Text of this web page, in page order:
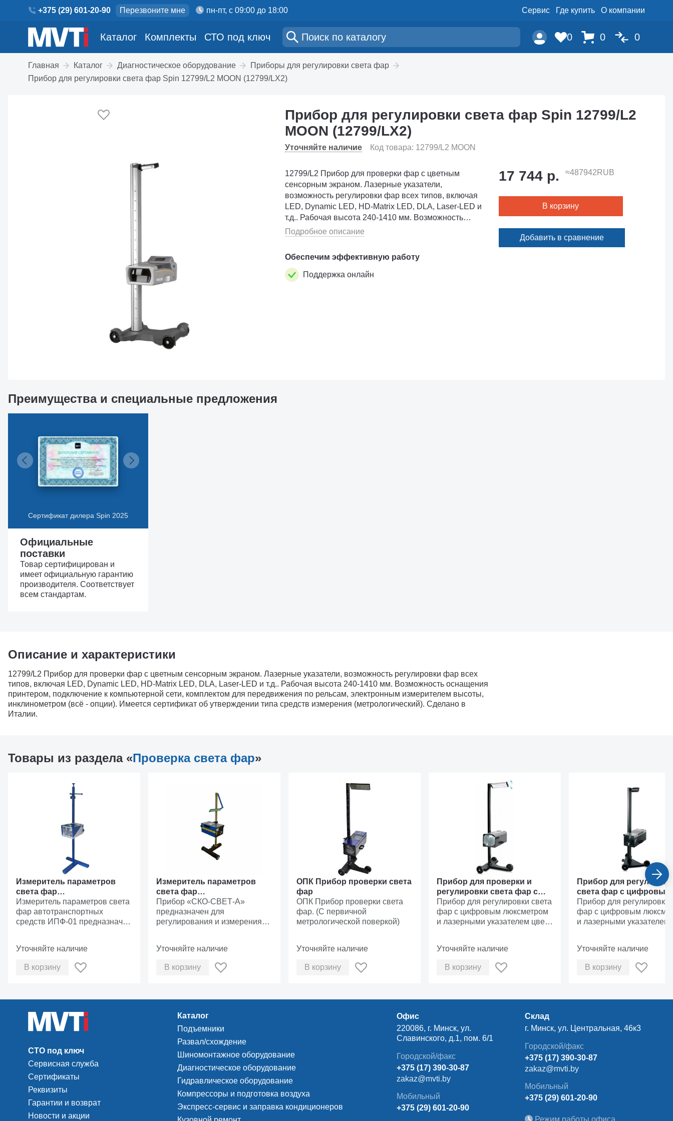
+375 (29) 601-20-90 Перезвоните мне пн-пт, с 09:00 до 18:00 Сервис Где купить О компании
Каталог Комплекты СТО под ключ 0 0 0
Главная Каталог Диагностическое оборудование
Приборы для регулировки света фар
Прибор для регулировки света фар Spin 12799/L2 MOON (12799/LX2)
Прибор для регулировки света фар Spin 12799/L2
MOON (12799/LX2)
Уточняйте наличие Код товара: 12799/L2 MOON
12799/L2 Прибор для проверки фар с цветным
сенсорным экраном. Лазерные указатели,
возможность регулировки фар всех типов, включая
LED, Dynamic LED, HD-Matrix LED, DLA, Laser-LED и
т.д.. Рабочая высота 240-1410 мм. Возможность
оснащения принтером, подключение к
компьютерной сети, комплектом для передви...
Подробное описание
Обеспечим эффективную работу
Поддержка онлайн
17 744 р. ≈487942RUB
В корзину
Добавить в сравнение
Преимущества и специальные предложения
Сертификат дилера Spin 2025
Официальные
поставки
Товар сертифицирован и
имеет официальную гарантию
производителя. Соответствует
всем стандартам.
Описание и характеристики
12799/L2 Прибор для проверки фар с цветным сенсорным экраном. Лазерные указатели, возможность регулировки фар всех
типов, включая LED, Dynamic LED, HD-Matrix LED, DLA, Laser-LED и т.д.. Рабочая высота 240-1410 мм. Возможность оснащения
принтером, подключение к компьютерной сети, комплектом для передвижения по рельсам, электронным измерителем высоты,
инклинометром (всё - опции). Имеется сертификат об утверждении типа средств измерения (метрологический). Сделано в
Италии.
Товары из раздела «Проверка света фар»
Измеритель параметров
света фар
автотранспортных средств
ИПФ-01
Измеритель параметров света
фар автотранспортных
средств ИПФ-01 предназначен
внешних световых приборов
транспортных средств в
соответствии с требованиями
Уточняйте наличие
В корзину
Измеритель параметров
света фар
автотранспортных средств
«СКО-СВЕТ-А»
Прибор «СКО-СВЕТ-А»
предназначен для
регулирования и измерения
&nbsp;сила света всех
внешних световых приборов,
определения &nbsp;частоты
от момента включения
указателей поворота до
а также отношения
длительности проблесков к
периоду их следования.
Уточняйте наличие
В корзину
ОПК Прибор проверки света
фар
ОПК Прибор проверки света
фар. (С первичной
метрологической поверкой)
Уточняйте наличие
В корзину
Прибор для проверки и
регулировки света фар с
цифровым люксметром
SPIN ARGO
Прибор для регулировки света
фар с цифровым люксметром
и лазерными указателем цвет
Уточняйте наличие
В корзину
Прибор для
света фар с цифровым
люксметром и
указателем SPIN WOLF
Прибор для регулировки
фар с цифровым
и лазерными указателем
Уточняйте наличие
В корзину
СТО под ключ
Сервисная служба
Сертификаты
Реквизиты
Гарантии и возврат
Новости и акции
Каталог
Подъемники
Развал/схождение
Шиномонтажное оборудование
Диагностическое оборудование
Гидравлическое оборудование
Компрессоры и подготовка воздуха
Экспресс-сервис и заправка кондиционеров
Офис
220086, г. Минск, ул.
Славинского, д.1, пом. 6/1
Городской/факс
+375 (17) 390-30-87
zakaz@mvti.by
Мобильный
+375 (29) 601-20-90
Склад
г. Минск, ул. Центральная, 46к3
Городской/факс
+375 (17) 390-30-87
zakaz@mvti.by
Мобильный
+375 (29) 601-20-90
Режим работы офиса